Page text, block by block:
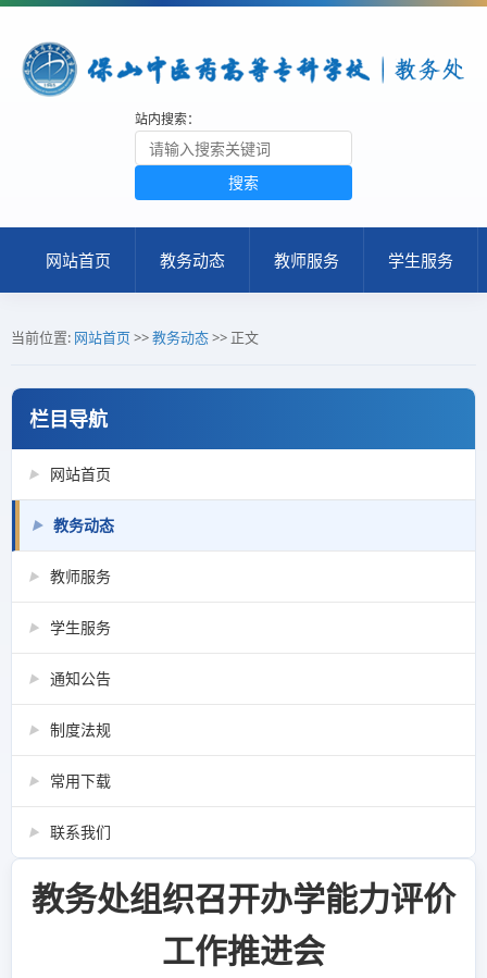
站内搜索：
搜索
网站首页 教务动态 教师服务 学生服务
当前位置: 网站首页>>教务动态>> 正文
栏目导航
▶ 网站首页
▶ 教务动态
▶ 教师服务
▶ 学生服务
▶ 通知公告
▶ 制度法规
▶ 常用下载
▶ 联系我们
教务处组织召开办学能力评价
工作推进会